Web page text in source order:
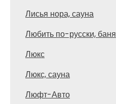
Лисья нора, сауна
Любить по-русски, баня
Люкс
Люкс, сауна
Люфт-Авто